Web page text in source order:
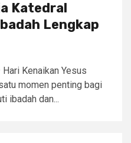
Katedral
Lengkap
Kenaikan Yesus
momen penting bagi
ibadah dan...